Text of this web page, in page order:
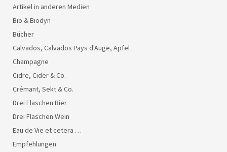
Artikel in anderen Medien
Bio & Biodyn
Bücher
Calvados, Calvados Pays d'Auge, Apfel
Champagne
Cidre, Cider & Co.
Crémant, Sekt & Co.
Drei Flaschen Bier
Drei Flaschen Wein
Eau de Vie et cetera …
Empfehlungen